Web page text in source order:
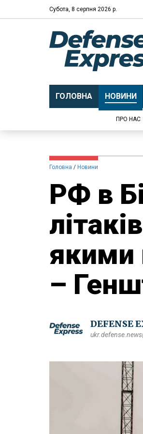
Субота, 8 серпня 2026 р.
ГОЛОВНА НОВИНИ
ПРО НАС
Головна Новини
РФ в
якими
–
DEFENSE